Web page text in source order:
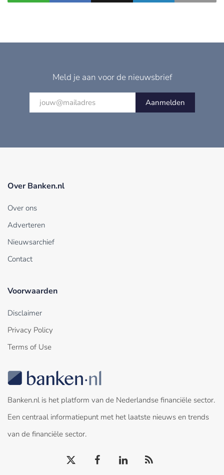
Meld je aan voor de nieuwsbrief
Aanmelden
Over Banken.nl
Over ons
Adverteren
Nieuwsarchief
Contact
Voorwaarden
Disclaimer
Privacy Policy
Terms of Use
Banken.nl is het platform van de Nederlandse financiële sector.
Een centraal informatiepunt met het laatste nieuws en trends
van de financiële sector.